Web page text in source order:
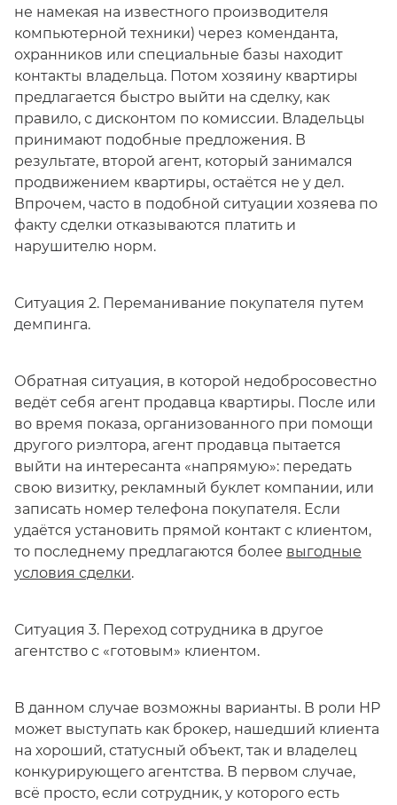
не намекая на известного производителя
компьютерной техники) через коменданта,
охранников или специальные базы находит
контакты владельца. Потом хозяину квартиры
предлагается быстро выйти на сделку, как
правило, с дисконтом по комиссии. Владельцы
принимают подобные предложения. В
результате, второй агент, который занимался
продвижением квартиры, остаётся не у дел.
Впрочем, часто в подобной ситуации хозяева по
факту сделки отказываются платить и
нарушителю норм.
Ситуация 2. Переманивание покупателя путем
демпинга.
Обратная ситуация, в которой недобросовестно
ведёт себя агент продавца квартиры. После или
во время показа, организованного при помощи
другого риэлтора, агент продавца пытается
выйти на интересанта «напрямую»: передать
свою визитку, рекламный буклет компании, или
записать номер телефона покупателя. Если
удаётся установить прямой контакт с клиентом,
то последнему предлагаются более выгодные
условия сделки.
Ситуация 3. Переход сотрудника в другое
агентство с «готовым» клиентом.
В данном случае возможны варианты. В роли НР
может выступать как брокер, нашедший клиента
на хороший, статусный объект, так и владелец
конкурирующего агентства. В первом случае,
всё просто, если сотрудник, у которого есть